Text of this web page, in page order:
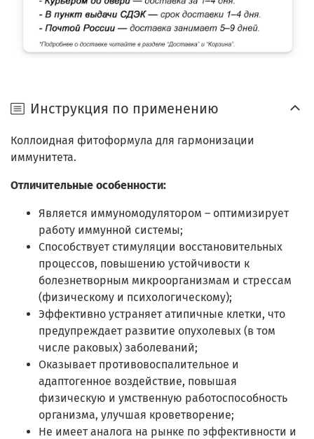
Инструкция по применению
Коллоидная фитоформула для гармонизации
иммунитета.
Отличительные особенности:
Является иммуномодулятором – оптимизирует
работу иммунной системы;
Способствует стимуляции восстановительных
процессов, повышению устойчивости к
болезнетворным микроорганизмам и стрессам
(физическому и психологическому);
Эффективно устраняет атипичные клетки, что
предупреждает развитие опухолевых (в том
числе раковых) заболеваний;
Оказывает противовоспалительное и
адаптогенное воздействие, повышая
физическую и умственную работоспособность
организма, улучшая кроветворение;
Не имеет аналога на рынке по эффективности и